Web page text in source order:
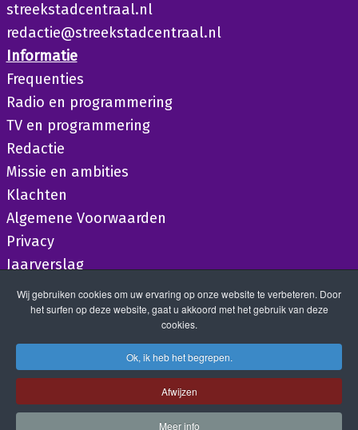
streekstadcentraal.nl
redactie@streekstadcentraal.nl
Informatie
Frequenties
Radio en programmering
TV en programmering
Redactie
Missie en ambities
Klachten
Algemene Voorwaarden
Privacy
Jaarverslag
Wij gebruiken cookies om uw ervaring op onze website te verbeteren. Door
het surfen op deze website, gaat u akkoord met het gebruik van deze
cookies.
Ok, ik heb het begrepen.
Afwijzen
Meer info